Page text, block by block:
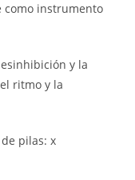
como instrumento
y la
ritmo y la
pilas: x